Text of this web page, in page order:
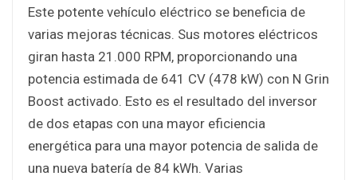
Este potente vehículo eléctrico se beneficia de
varias mejoras técnicas. Sus motores eléctricos
giran hasta 21.000 RPM, proporcionando una
potencia estimada de 641 CV (478 kW) con N Grin
Boost activado. Esto es el resultado del inversor
de dos etapas con una mayor eficiencia
energética para una mayor potencia de salida de
una nueva batería de 84 kWh. Varias